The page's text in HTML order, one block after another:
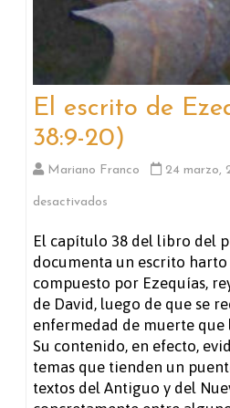
El escrito de
38:9-20)
Mariano Franco 24 marzo,
desactivados
El
escrito
Ezequías
(Isaías
38:9-
El capítulo 38 del libro del
documenta un escrito
compuesto por Ezequías,
de David, luego de que se
enfermedad de muerte que
Su contenido, en efecto,
temas que tienden un
textos del Antiguo y del